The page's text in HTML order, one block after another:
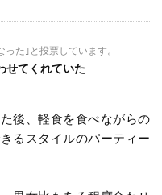
た｣と投票しています。
せてくれていた
後、軽食を食べながらの
るスタイルのパーティー